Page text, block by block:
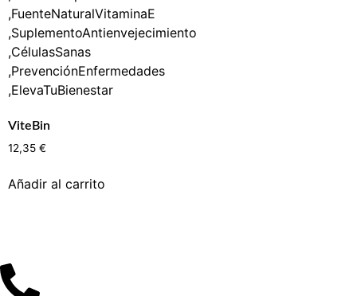
ViteBin
12,35 €
Añadir al carrito